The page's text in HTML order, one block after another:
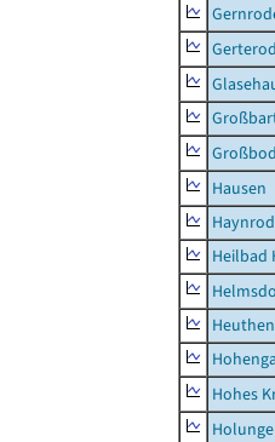
Hausen
Heilbad
Heuthen
Hohes